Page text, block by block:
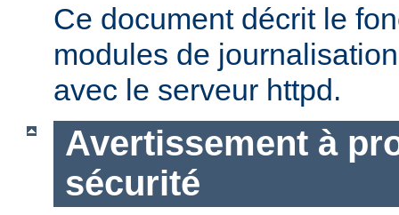
Ce document décrit le
modules de
avec le serveur httpd.
Avertissement à
sécurité